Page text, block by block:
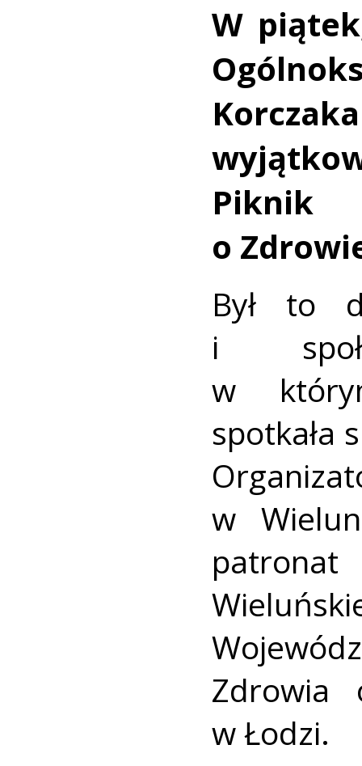
W
o
Był to
i
w
spotkała
w
Zdrowia
w Łodzi.